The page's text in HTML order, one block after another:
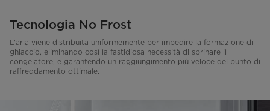
Tecnologia No Frost
L'aria viene distribuita uniformemente per impedire la formazione di
ghiaccio, eliminando così la fastidiosa necessità di sbrinare il
congelatore, e garantendo un raggiungimento più veloce del punto di
raffreddamento ottimale.